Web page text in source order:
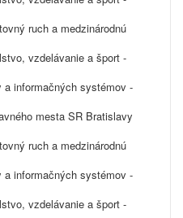
ruch a medzinárodnú
vzdelávanie a šport -
a informačných systémov -
mesta SR Bratislavy
ruch a medzinárodnú
a informačných systémov -
vzdelávanie a šport -